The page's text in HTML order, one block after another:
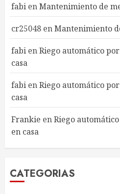
fabi enMantenimiento de
cr25048 enMantenimiento
fabi enRiego automático
casa
fabi enRiego automático
casa
Frankie enRiego
en casa
CATEGORIAS